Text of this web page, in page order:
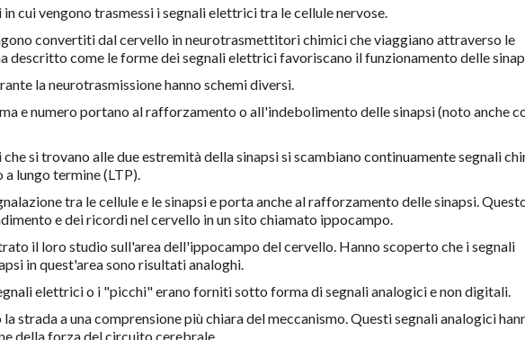
in cui vengono trasmessi i segnali elettrici tra le cellule nervose.
convertiti dal cervello in neurotrasmettitori chimici che viaggiano attraverso le
descritto come le forme dei segnali elettrici favoriscano il funzionamento delle
la neurotrasmissione hanno schemi diversi.
e numero portano al rafforzamento o all'indebolimento delle sinapsi (noto anche
si trovano alle due estremità della sinapsi si scambiano continuamente segnali
lungo termine (LTP).
tra le cellule e le sinapsi e porta anche al rafforzamento delle sinapsi.
e dei ricordi nel cervello in un sito chiamato ippocampo.
il loro studio sull'area dell'ippocampo del cervello. Hanno scoperto che i segnali
in quest'area sono risultati analoghi.
elettrici o i "picchi" erano forniti sotto forma di segnali analogici e non digitali.
strada a una comprensione più chiara del meccanismo. Questi segnali analogici
della forza del circuito cerebrale.